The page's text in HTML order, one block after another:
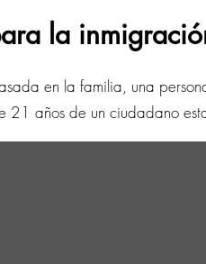
la
en la familia, una
21 años de un ciudadano